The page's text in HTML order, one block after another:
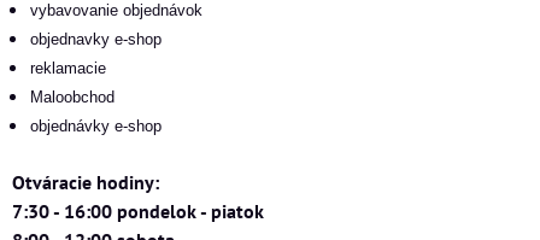
vybavovanie objednávok
objednavky e-shop
reklamacie
Maloobchod
objednávky e-shop
Otváracie hodiny:
7:30 - 16:00 pondelok - piatok